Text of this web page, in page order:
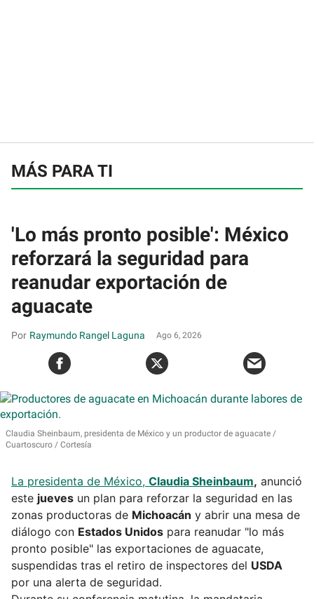
MÁS PARA TI
'Lo más pronto posible': México
reforzará la seguridad para
reanudar exportación de
aguacate
Raymundo Rangel Laguna Ago 6, 2026
Claudia Sheinbaum, presidenta de México y un productor de aguacate
Cuartoscuro / Cortesía
La presidenta de México, Claudia Sheinbaum, anunció
este jueves un plan para reforzar la seguridad en las
zonas productoras de Michoacán y abrir una mesa de
diálogo con Estados Unidos para reanudar "lo más
pronto posible" las exportaciones de aguacate,
suspendidas tras el retiro de inspectores del USDA
por una alerta de seguridad.